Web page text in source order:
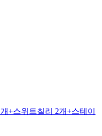
+스위트칠리 2개+스테이